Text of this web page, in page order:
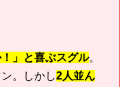
」と喜ぶスグル。
。しかし2人並ん